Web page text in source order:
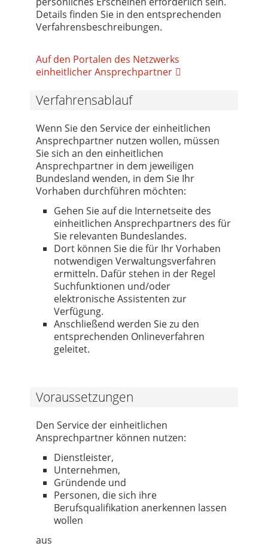
Details finden Sie in den entsprechenden
Verfahrensbeschreibungen.
Auf den Portalen des Netzwerks
einheitlicher Ansprechpartner
Verfahrensablauf
Wenn Sie den Service der einheitlichen
Ansprechpartner nutzen wollen, müssen
Sie sich an den einheitlichen
Ansprechpartner in dem jeweiligen
Bundesland wenden, in dem Sie Ihr
Vorhaben durchführen möchten:
Gehen Sie auf die Internetseite des
einheitlichen Ansprechpartners des für
Sie relevanten Bundeslandes.
Dort können Sie die für Ihr Vorhaben
notwendigen Verwaltungsverfahren
ermitteln. Dafür stehen in der Regel
Suchfunktionen und/oder
elektronische Assistenten zur
Verfügung.
Anschließend werden Sie zu den
entsprechenden Onlineverfahren
geleitet.
Voraussetzungen
Den Service der einheitlichen
Ansprechpartner können nutzen:
Dienstleister,
Unternehmen,
Gründende und
Personen, die sich ihre
Berufsqualifikation anerkennen lassen
wollen
aus